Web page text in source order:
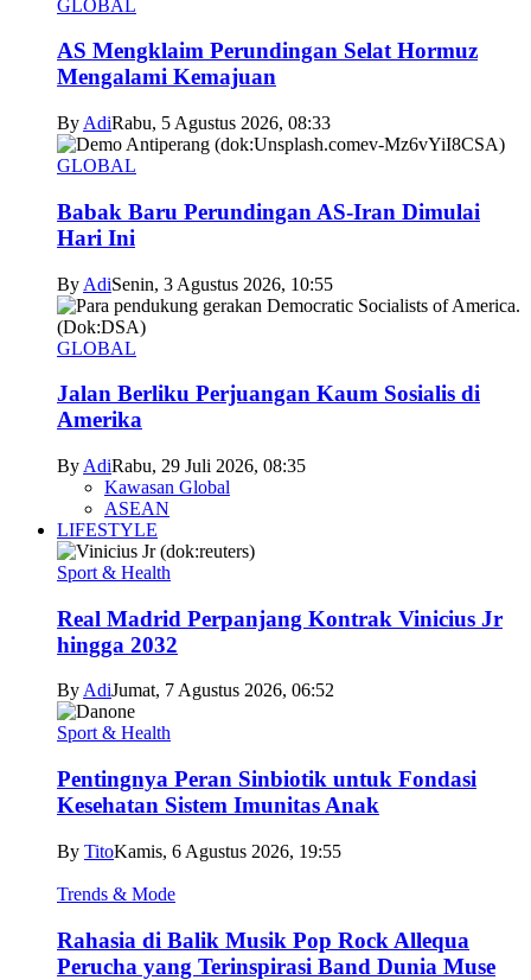
GLOBAL
AS Mengklaim Perundingan Selat Hormuz
Mengalami Kemajuan
By AdiRabu, 5 Agustus 2026, 08:33
GLOBAL
Babak Baru Perundingan AS-Iran Dimulai
Hari Ini
By AdiSenin, 3 Agustus 2026, 10:55
GLOBAL
Jalan Berliku Perjuangan Kaum Sosialis di
Amerika
By AdiRabu, 29 Juli 2026, 08:35
Kawasan Global
ASEAN
LIFESTYLE
Sport & Health
Real Madrid Perpanjang Kontrak Vinicius Jr
hingga 2032
ByAdiJumat, 7 Agustus 2026, 06:52
Sport & Health
Pentingnya Peran Sinbiotik untuk Fondasi
Kesehatan Sistem Imunitas Anak
By TitoKamis, 6 Agustus 2026, 19:55
Trends & Mode
Rahasia di Balik Musik Pop Rock Allequa
Perucha yang Terinspirasi Band Dunia Muse